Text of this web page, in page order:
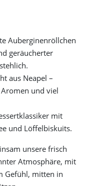
Auberginenröllchen
geräucherter
aus Neapel –
und viel
mit
und Löffelbiskuits.
unsere frisch
Atmosphäre, mit
Gefühl, mitten in